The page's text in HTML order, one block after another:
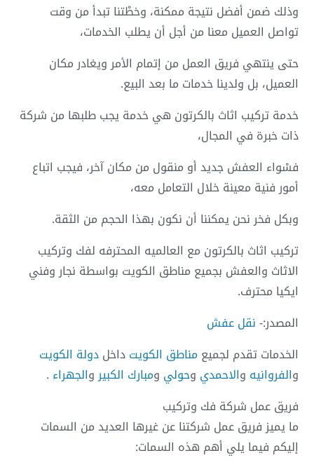
وذلك ضمن أفضل نتيجة ممكنة، وخطْتنا تبدأ من وقت
تواصل العميل معنا من أجل أن يطلب الخدمات،
حتى ينتهي فريق العمل من إتمام الأمر ويغادر مكان
العميل، بل ولدينا خدمات ما بعد البيع.
خدمة تركيب اثاث بالكرتون هي خدمة يجب طلبها من شركة
ذات خبرة في المجال،
فسْواء العفش جديد أو منقول من مكان آخر، فيجب اتباع
أمور فنية معينة خلال التعامل معه،
وبكل فخر نحن يمكننا أن نكون بهذا الحجم من الثقة.
تركيب اثاث بالكرتون مع العالميه المحترفه لفك وتركيب
الاثاث والعفش بجميع مناطق الكويت بواسطة نجار وفني
ايكيا محترف.
المصدر:-نقل عفش
الخدمات تقدم لجميع مناطق الكويتداخلدولة الكويت
والفروانيه والاحمدي وحولي ومبارك الكبيروالجهراء .
فريق عمل شركة فك وتركيب
ما يميز فريق عمل شركتنا عن غيرها العديد من السمات
إليكم فيما يلي أهم هذه السمات: